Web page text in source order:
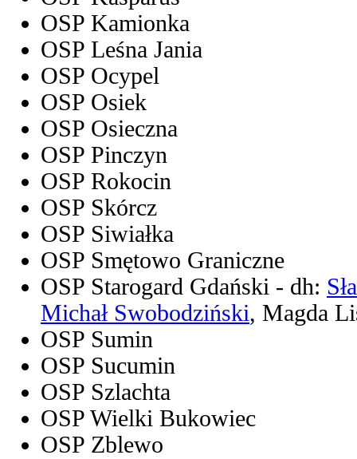
OSP Kamionka
OSP Leśna Jania
OSP Ocypel
OSP Osiek
OSP Osieczna
OSP Pinczyn
OSP Rokocin
OSP Skórcz
OSP Siwiałka
OSP Smętowo Graniczne
OSP Starogard Gdański - dh:
Michał Swobodziński, Magda
OSP Sumin
OSP Sucumin
OSP Szlachta
OSP Wielki Bukowiec
OSP Zblewo